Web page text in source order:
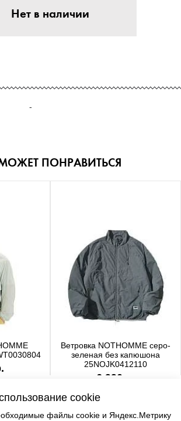
Нет в наличии
-
ПОНРАВИТЬСЯ
Ветровка NOTHOMME серо-
зеленая без капюшона
25NOJK0412110
6 990 р.
cookie
файлы cookie и Яндекс.Метрику